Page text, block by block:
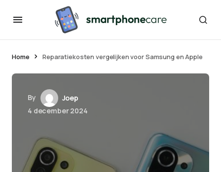
Home Reparatiekosten vergelijken voor Samsung en Apple
By
Joep
4 december 2024